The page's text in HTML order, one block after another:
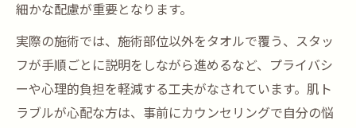
細かな配慮が重要となります。
実際の施術では、施術部位以外をタオルで覆う、スタッ
フが手順ごとに説明をしながら進めるなど、プライバシ
ーや心理的負担を軽減する工夫がなされています。肌ト
ラブルが心配な方は、事前にカウンセリングで自分の悩